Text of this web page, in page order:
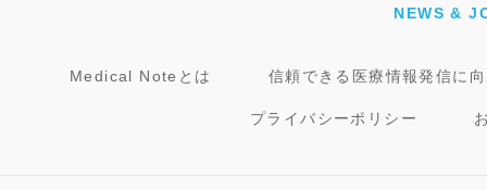
NEWS &
Medical Noteとは 信頼できる医療情報発信に
プライバシーポリシー